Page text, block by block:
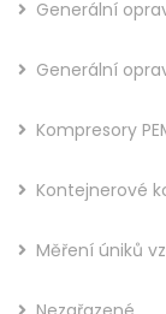
Generální
Generální
Kompresory
Kontejnerové
Měření úniků